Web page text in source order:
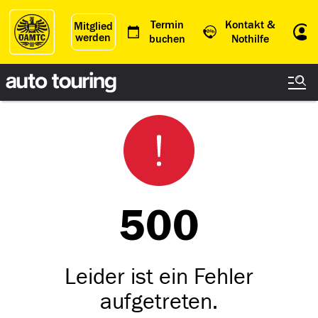
Mitglied
werden
Termin
buchen
Kontakt &
Nothilfe
500
Leider ist ein Fehler
aufgetreten.